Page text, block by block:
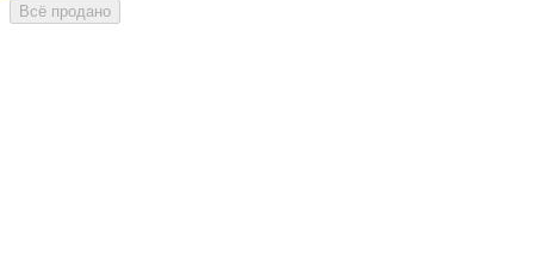
Всё продано